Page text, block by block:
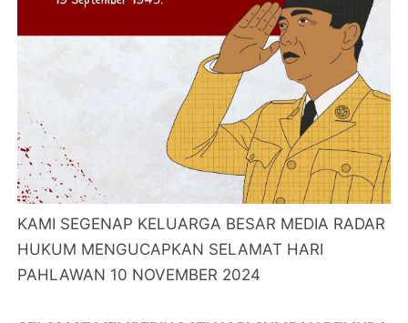
KAMI SEGENAP KELUARGA BESAR MEDIA RADAR
HUKUM MENGUCAPKAN SELAMAT HARI
PAHLAWAN 10 NOVEMBER 2024